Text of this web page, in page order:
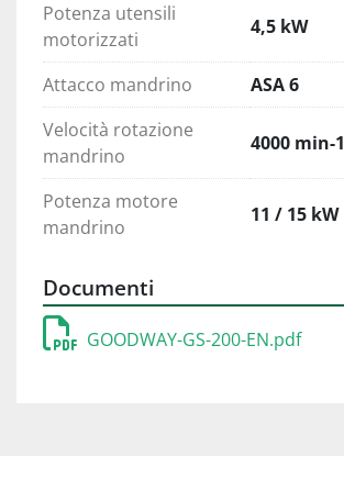
Potenza utensili
motorizzati
4,5 kW
Attacco mandrino
ASA 6
Velocità rotazione
mandrino
4000 min-1
Potenza motore
mandrino
11 / 15 kW
Documenti
GOODWAY-GS-200-EN.pdf